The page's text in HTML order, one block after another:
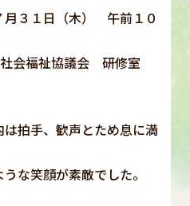
１日（木） 午前１０
福祉協議会 研修室
拍手、歓声とため息に満
な笑顔が素敵でした。